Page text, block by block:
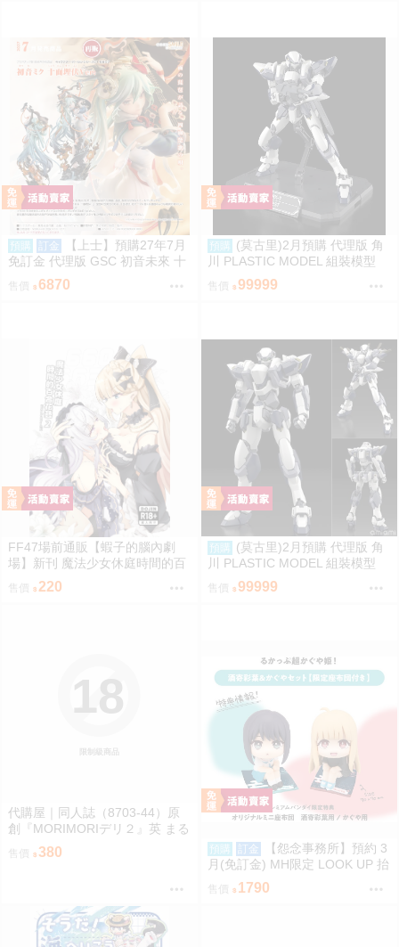
證 簽感謝簽名板トミー27 ［箱庭
交響曲-通販］
預購 訂金
【上士】預購27年7月
免訂金 代理版 GSC 初音未來 十
面埋伏Ver. 1/7 再版
售價 6870
預購
(莫古里)2月預購 代理版 角
川 PLASTIC MODEL 組裝模型
驚爆危機 1/48 強弩兵 特別套組
免訂金
售價 99999
FF47場前通販【蝦子的腦內劇
場】新刊 魔法少女休庭時間的百
合花藝2 魔法少女的魔女裁判 蝦
子 Ebiko［箱庭交響曲-通販］
220
預購
(莫古里)2月預購 代理版 角
川 PLASTIC MODEL 組裝模型
驚爆危機 1/48 強弩兵 一般版 免
訂金
99999
限制級商品
18
代購屋｜同人誌（8703-44）原
創『MORIMORIデリ２』英 まる
てん丼
售價 380 預購 訂金
【怨念事務所】預約 3
月(免訂金) MH限定 LOOK UP 抬
頭 超時空輝耀姬 輝耀&酒寄彩葉
套組附特典 0816
售價 1790